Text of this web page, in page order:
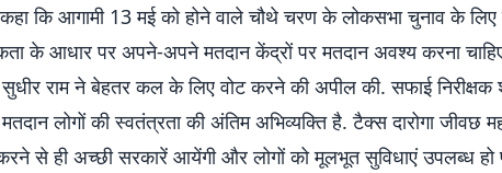
कि आगामी 13 मई को होने वाले चौथे चरण के लोकसभा चुनाव के
के आधार पर अपने-अपने मतदान केंद्रों पर मतदान अवश्य करना
राम ने बेहतर कल के लिए वोट करने की अपील की. सफाई निरीक्षक
लोगों की स्वतंत्रता की अंतिम अभिव्यक्ति है. टैक्स दारोगा जीवछ
से ही अच्छी सरकारें आयेंगी और लोगों को मूलभूत सुविधाएं उपलब्ध हो